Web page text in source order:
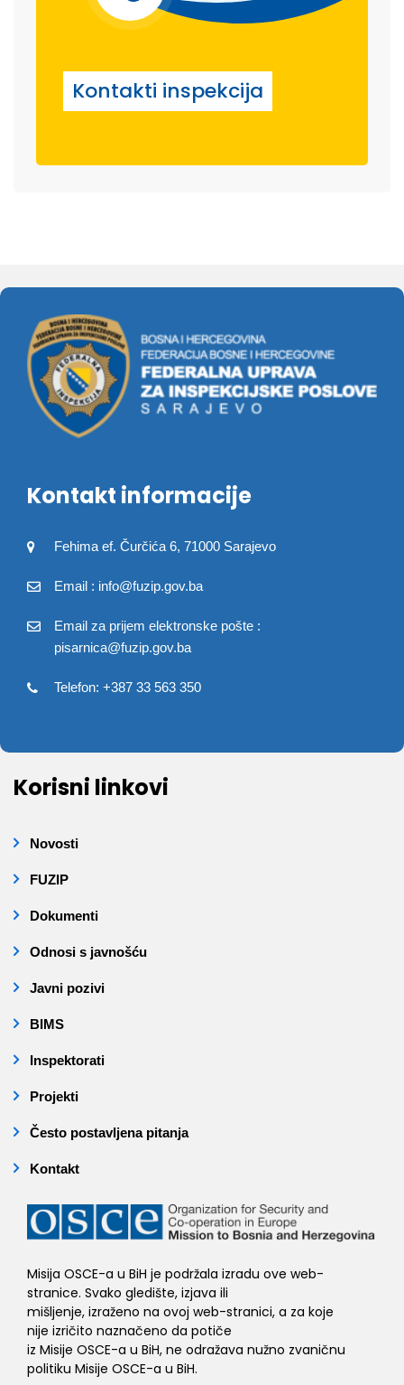
Kontakti inspekcija
Kontakt informacije
Fehima ef. Čurčića 6, 71000 Sarajevo
Email : info@fuzip.gov.ba
Email za prijem elektronske pošte :
pisarnica@fuzip.gov.ba
Telefon: +387 33 563 350
Korisni linkovi
Novosti
FUZIP
Dokumenti
Odnosi s javnošću
Javni pozivi
BIMS
Inspektorati
Projekti
Često postavljena pitanja
Kontakt
Misija OSCE-a u BiH je podržala izradu ove web-
stranice. Svako gledište, izjava ili
mišljenje, izraženo na ovoj web-stranici, a za koje
nije izričito naznačeno da potiče
iz Misije OSCE-a u BiH, ne odražava nužno zvaničnu
politiku Misije OSCE-a u BiH.